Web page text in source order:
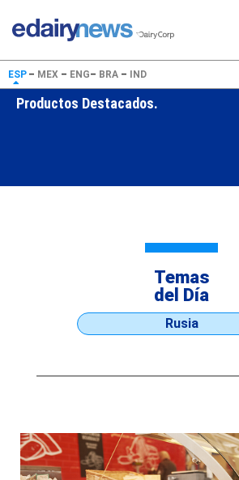
ESP– MEX – ENG– BRA – IND
Productos Destacados.
Temas
del Día
Rusia